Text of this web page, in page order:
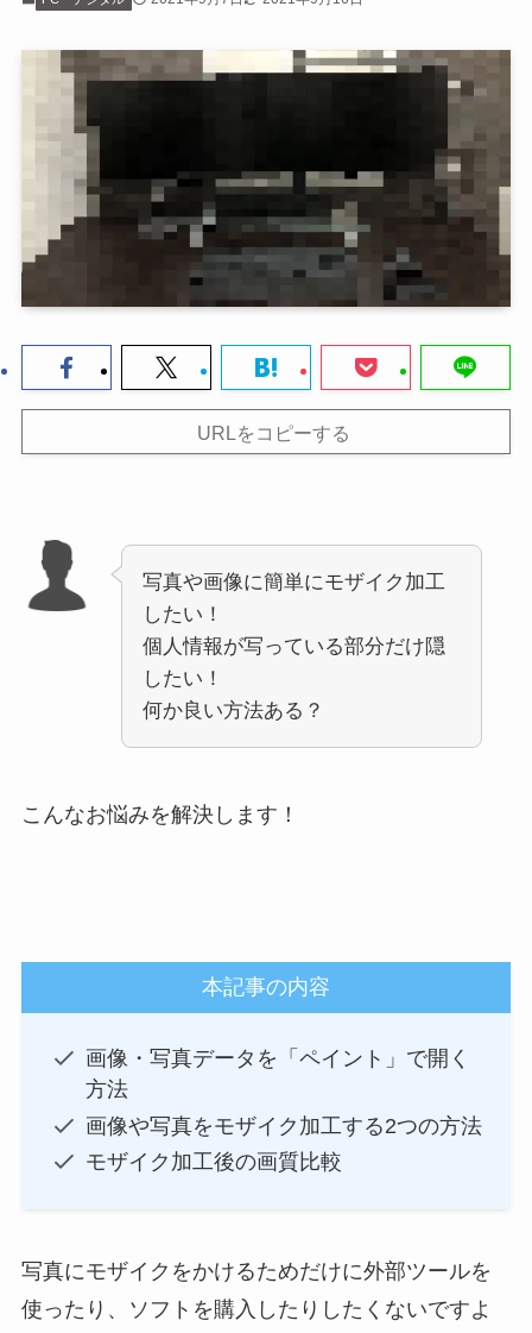
URLをコピーする
写真や画像に簡単にモザイク加工
したい！
個人情報が写っている部分だけ隠
したい！
何か良い方法ある？
こんなお悩みを解決します！
本記事の内容
画像・写真データを「ペイント」で開く
方法
画像や写真をモザイク加工する2つの方法
モザイク加工後の画質比較
写真にモザイクをかけるためだけに外部ツールを
使ったり、ソフトを購入したりしたくないですよ